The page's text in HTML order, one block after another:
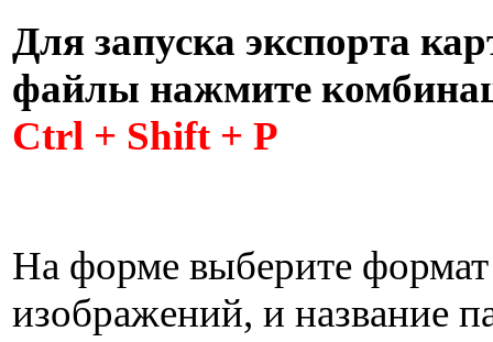
Для запуска экспорта
файлы нажмите
Ctrl + Shift + P
На форме выберите
изображений, и название